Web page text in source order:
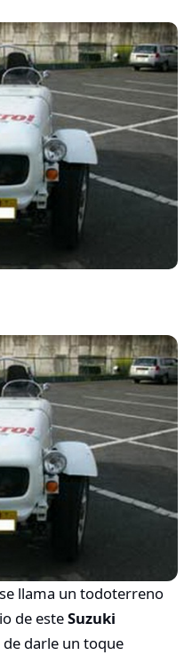
llama un todoterreno
de esteSuzuki
darle un toque